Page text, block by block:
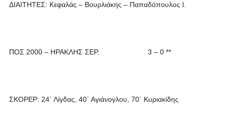
ΔΙΑΙΤΗΤΕΣ: Κεφαλάς – Βουρλιάκης – Παπαδόπουλος Ι.
ΠΟΣ 2000 – ΗΡΑΚΛΗΣ ΣΕΡ. 3 – 0 **
ΣΚΟΡΕΡ: 24΄ Λίγδας, 40΄ Αγιάνογλου, 70΄ Κυριακίδης